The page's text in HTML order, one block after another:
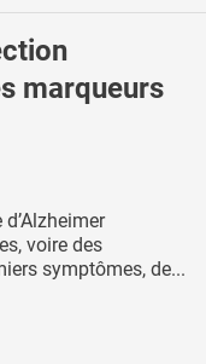
marqueurs
voire des
symptômes, de...